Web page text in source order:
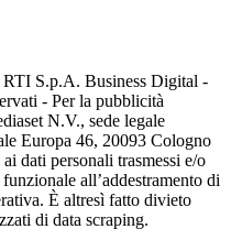
RTI S.p.A. Business Digital -
- Per la pubblicità
N.V., sede legale
Europa 46, 20093 Cologno
dati personali trasmessi e/o
all’addestramento di
È altresì fatto divieto
di data scraping.